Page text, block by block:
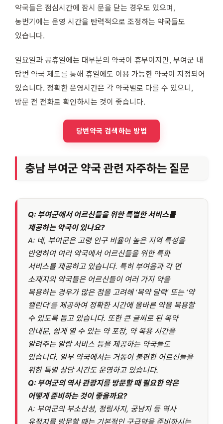
약국들은 점심시간에 잠시 문을 닫는 경우도 있으며,
농번기에는 운영 시간을 탄력적으로 조정하는 약국들도
있습니다.
일요일과 공휴일에는 대부분의 약국이 휴무이지만, 부여군 내
당번 약국 제도를 통해 휴일에도 이용 가능한 약국이 지정되어
있습니다. 정확한 운영시간은 각 약국별로 다를 수 있으니,
방문 전 전화로 확인하시는 것이 좋습니다.
당번약국 검색하는 방법
충남 부여군 약국 관련 자주하는 질문
Q: 부여군에서 어르신들을 위한 특별한 서비스를
제공하는 약국이 있나요?
A: 네, 부여군은 고령 인구 비율이 높은 지역 특성을
반영하여 여러 약국에서 어르신들을 위한 특화
서비스를 제공하고 있습니다. 특히 부여읍과 각 면
소재지의 약국들은 어르신들이 여러 가지 약을
복용하는 경우가 많은 점을 고려해 ‘복약 달력’ 또는 ‘약
캘린더’를 제공하여 정확한 시간에 올바른 약을 복용할
수 있도록 돕고 있습니다. 또한 큰 글씨로 된 복약
안내문, 쉽게 열 수 있는 약 포장, 약 복용 시간을
알려주는 알람 서비스 등을 제공하는 약국들도
있습니다. 일부 약국에서는 거동이 불편한 어르신들을
위한 특별 상담 시간도 운영하고 있습니다.
Q: 부여군의 역사 관광지를 방문할 때 필요한 약은
어떻게 준비하는 것이 좋을까요?
A: 부여군의 부소산성, 정림사지, 궁남지 등 역사
유적지를 방문할 때는 기본적인 구급약을 준비하시는